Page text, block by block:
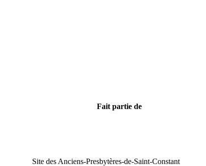
Fait partie de
Site des Anciens-Presbytères-de-Saint-Constant